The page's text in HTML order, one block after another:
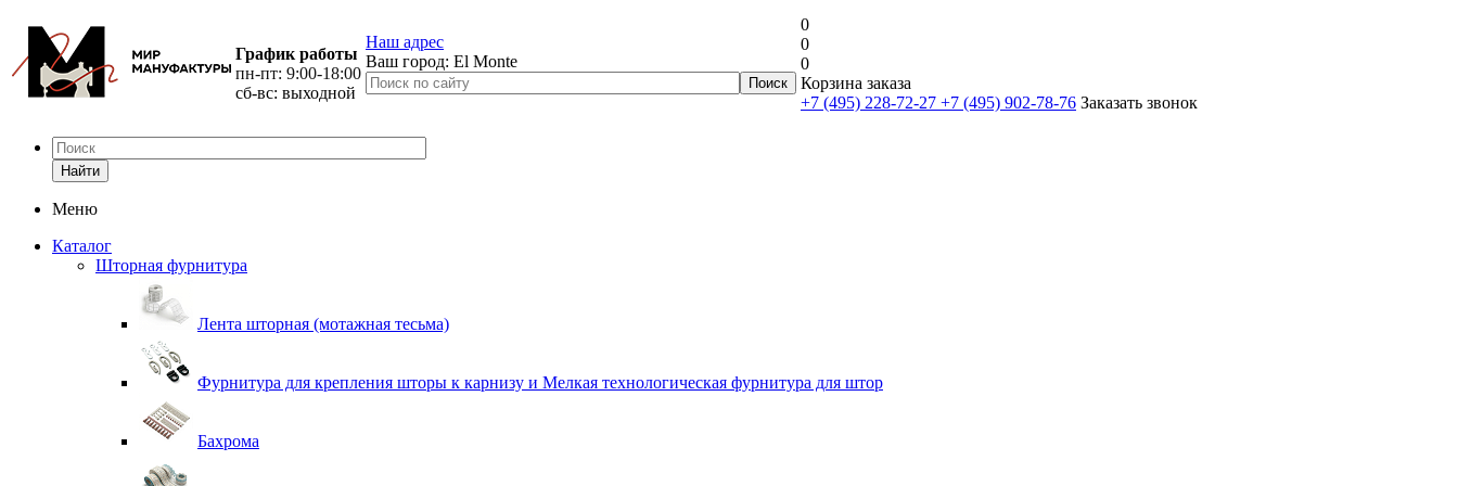
График работы
пн-пт: 9:00-18:00
сб-вс: выходной
Наш адрес
Ваш город: El Monte
0
0
0
Корзина заказа
+7 (495) 228-72-27 +7 (495) 902-78-76 Заказать звонок
Найти
Меню
Каталог
Шторная фурнитура
Лента шторная (мотажная тесьма)
Фурнитура для крепления шторы к карнизу и Мелкая технологическая фурнитура для штор
Бахрома